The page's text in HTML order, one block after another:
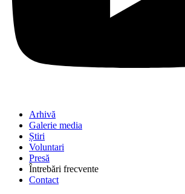
Arhivă
Galerie media
Știri
Voluntari
Presă
Întrebări frecvente
Contact